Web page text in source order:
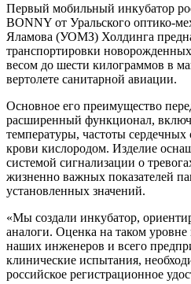
Первый мобильный инкубатор
BONNY от Уральского оптико-
Яламова (УОМЗ) Холдинга
транспортировки новорожденных
весом до шести килограммов в
вертолете санитарной авиации.
Основное его преимущество
расширенный функционал,
температуры, частоты
крови кислородом. Изделие
системой сигнализации о
жизненно важных показателей
установленных значений.
«Мы создали инкубатор,
аналоги. Оценка на таком
наших инженеров и всего
клинические испытания,
российское регистрационное